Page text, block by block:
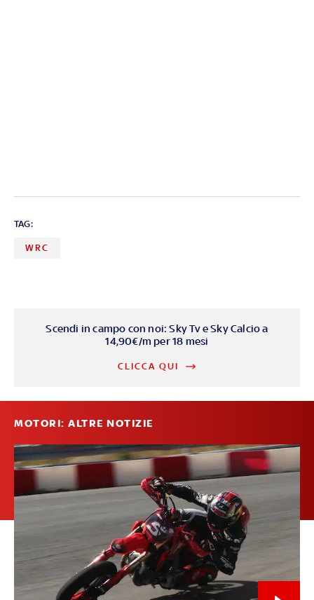
TAG:
WRC
Scendi in campo con noi: Sky Tv e Sky Calcio a
14,90€/m per 18 mesi
CLICCA QUI
MOTORI: ALTRE NOTIZIE